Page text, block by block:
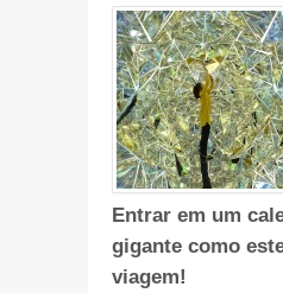
Entrar em um
gigante como
viagem!